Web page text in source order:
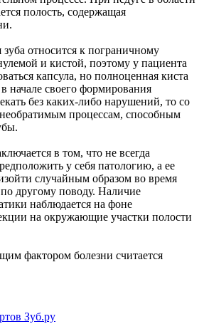
полость, содержащая
относится к пограничному
и кистой, поэтому у пациента
капсула, но полноценная киста
начале своего формирования
без каких-либо нарушений, то со
процессам, способным
в том, что не всегда
у себя патологию, а ее
случайным образом во время
другому поводу. Наличие
наблюдается на фоне
на окружающие участки полости
фактором болезни считается
Зуб.ру